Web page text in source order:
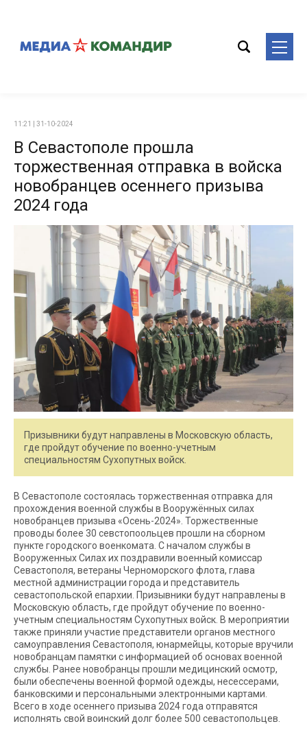
11:21 | 31-10-2024
В Севастополе прошла
торжественная отправка в войска
новобранцев осеннего призыва
2024 года
Призывники будут направлены в Московскую область,
где пройдут обучение по военно-учетным
специальностям Сухопутных войск.
В Севастополе состоялась торжественная отправка для
прохождения военной службы в Вооружённых силах
новобранцев призыва «Осень-2024». Торжественные
проводы более 30 севстопоольцев прошли на сборном
пункте городского военкомата. С началом службы в
Вооруженных Силах их поздравили военный комиссар
Севастополя, ветераны Черноморского флота, глава
местной администрации города и представитель
севастопольской епархии. Призывники будут направлены в
Московскую область, где пройдут обучение по военно-
учетным специальностям Сухопутных войск. В мероприятии
также приняли участие представители органов местного
самоуправления Севастополя, юнармейцы, которые вручили
новобранцам памятки с информацией об основах военной
службы. Ранее новобранцы прошли медицинский осмотр,
были обеспечены военной формой одежды, несессерами,
банковскими и персональными электронными картами.
Всего в ходе осеннего призыва 2024 года отправятся
исполнять свой воинский долг более 500 севастопольцев.